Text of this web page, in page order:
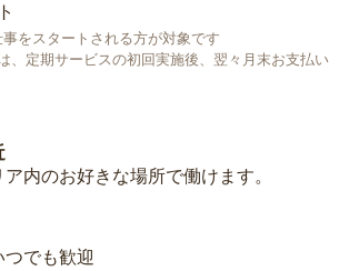
をスタートされる方が対象です
、定期サービスの初回実施後、翌々月末お支払い
内のお好きな場所で働けます。
でも歓迎